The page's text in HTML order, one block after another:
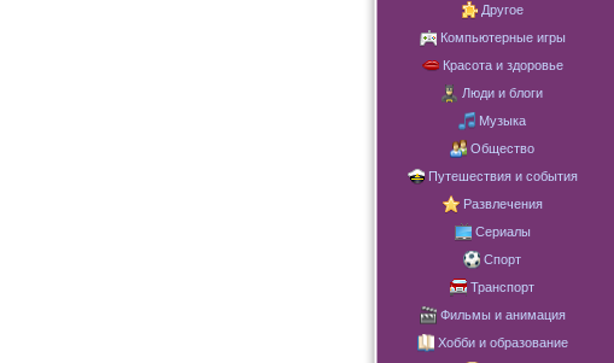
Другое
Компьютерные игры
Красота и здоровье
Люди и блоги
Музыка
Общество
Путешествия и события
Развлечения
Сериалы
Спорт
Транспорт
Фильмы и анимация
Хобби и образование